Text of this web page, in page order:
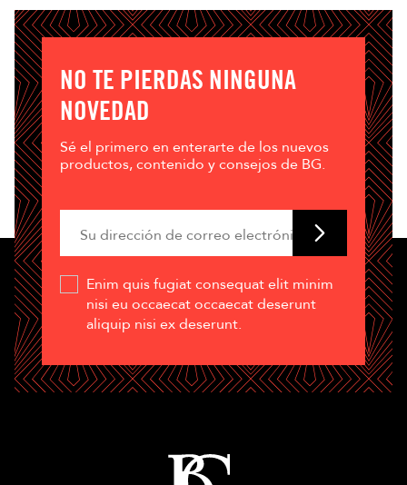
NO TE PIERDAS NINGUNA
NOVEDAD
Sé el primero en enterarte de los nuevos
productos, contenido y consejos de BG.
Enim quis fugiat consequat elit minim
nisi eu occaecat occaecat deserunt
aliquip nisi ex deserunt.